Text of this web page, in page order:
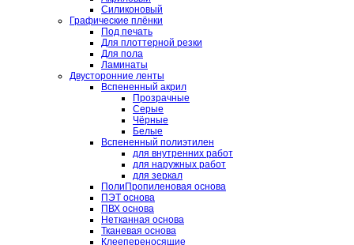
Силиконовый
Графические плёнки
Под печать
Для плоттерной резки
Для пола
Ламинаты
Двусторонние ленты
Вспененный акрил
Прозрачные
Серые
Чёрные
Белые
Вспененный полиэтилен
для внутренних работ
для наружных работ
для зеркал
ПолиПропиленовая основа
ПЭТ основа
ПВХ основа
Нетканная основа
Тканевая основа
Клеепереносящие